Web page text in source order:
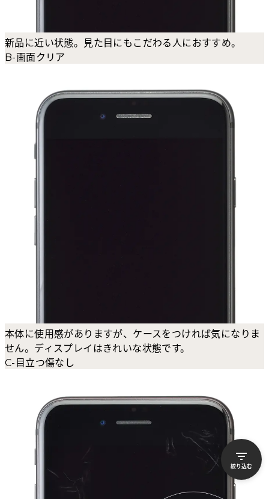
絞り込む
新品に近い状態。見た目にもこだわる人におすすめ。
B-画面クリア
本体に使用感がありますが、ケースをつければ気になりま
せん。ディスプレイはきれいな状態です。
C-目立つ傷なし